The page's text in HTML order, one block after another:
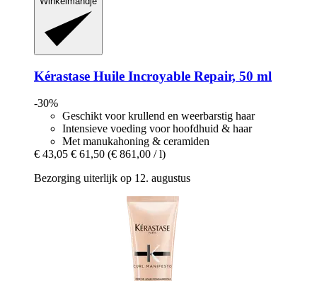
Kérastase Huile Incroyable Repair, 50 ml
-30%
Geschikt voor krullend en weerbarstig haar
Intensieve voeding voor hoofdhuid & haar
Met manukahoning & ceramiden
€ 43,05 € 61,50 (€ 861,00 / l)
Bezorging uiterlijk op 12. augustus